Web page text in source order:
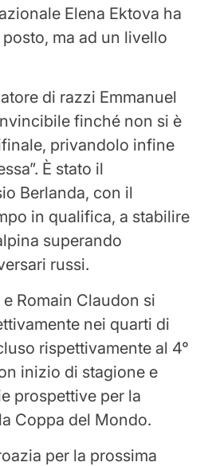
Elena Ektova ha
ma ad un livello
di razzi Emmanuel
finché non si è
privandolo infine
È stato il
Berlanda, con il
in qualifica, a stabilire
superando
russi.
Romain Claudon si
nei quarti di
rispettivamente al 4°
inizio di stagione e
prospettive per la
Coppa del Mondo.
per la prossima